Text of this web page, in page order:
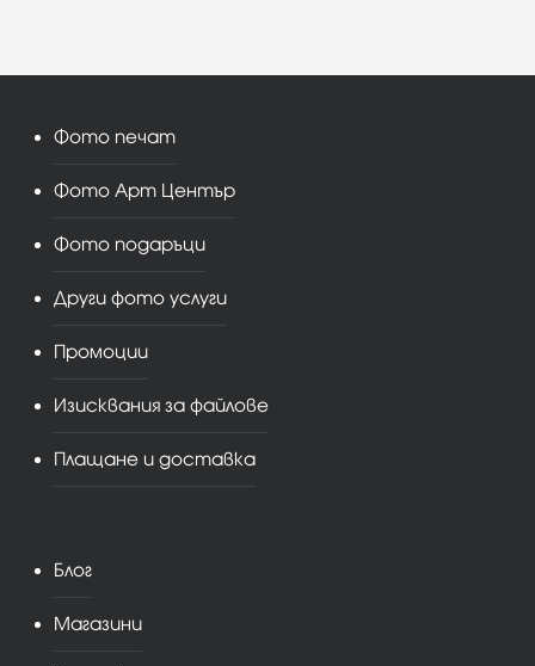
Фото печат
Фото Арт Център
Фото подаръци
Други фото услуги
Промоции
Изисквания за файлове
Плащане и доставка
Блог
Магазини